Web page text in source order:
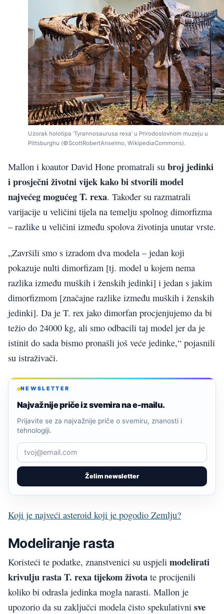
Uzorak holotipa ‘Tyrannosaurusa rexa’ u Prirodoslovnom muzeju u
Pittsburghu (©ScottRobertAnselmo, WikipediaCommons).
Mallon i koautor David Hone promatrali su broj jedinki
i prosječni životni vijek kako bi stvorili model
najvećeg mogućeg T. rexa. Također su razmatrali
varijacije u veličini tijela na temelju spolnog dimorfizma
– razlike u veličini između spolova životinja unutar vrste.
„Završili smo s izradom dva modela – jedan koji
pokazuje nulti dimorfizam [tj. model u kojem nema
razlika između muških i ženskih jedinki] i jedan s jakim
dimorfizmom [značajne razlike između muških i ženskih
jedinki]. Da je T. rex jako dimorfan procjenjujemo da bi
težio do 24000 kg, ali smo odbacili taj model jer da je
istinit do sada bismo pronašli još veće jedinke,“ pojasnili
su istraživači.
NEWSLETTER
Najvažnije priče iz svemira na e-mailu.
Želim newsletter
Prijavite se za najvažnije priče o svemiru, znanosti i
tehnologiji.
Koji je najveći asteroid koji je pogodio Zemlju?
Modeliranje rasta
Koristeći te podatke, znanstvenici su uspjeli modelirati
krivulju rasta T. rexa tijekom života te procijenili
koliko bi odrasla jedinka mogla narasti. Mallon je
upozorio da su zaključci modela čisto spekulativni sve